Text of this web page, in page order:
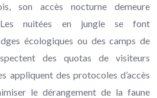
son accès nocturne demeure
Les nuitées en jungle se font
écologiques ou des camps de
des quotas de visiteurs
appliquent des protocoles d’accès
le dérangement de la faune